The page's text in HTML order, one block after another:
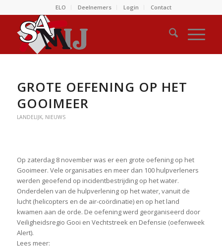
ELO Deelnemers Login Contact
GROTE OEFENING OP HET
GOOIMEER
LANDELIJK, NIEUWS
Op zaterdag 8 november was er een grote oefening op het
Gooimeer. Vele organisaties en meer dan 100 hulpverleners
werden geoefend op incidentbestrijding op het water.
Onderdelen van de hulpverlening op het water, vanuit de
lucht (helicopters en de air-coördinatie) en op het land
kwamen aan de orde. De oefening werd georganiseerd door
Veiligheidsregio Gooi en Vechtstreek en Defensie (oefenweek
Alert).
Lees meer: